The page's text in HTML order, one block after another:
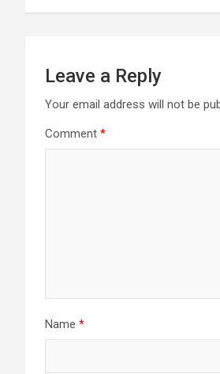
Leave a Reply
Your email address will not be
Comment *
Name *